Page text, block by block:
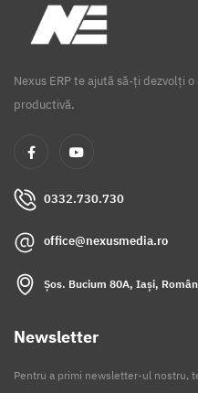
Nexus ERP te ajută să-ți dezvolți
productivă.
0332.730.730
office@nexusmedia.ro
Șos. Bucium 80A, Iași,
Newsletter
Pentru a primi newsletter-ul nostru,